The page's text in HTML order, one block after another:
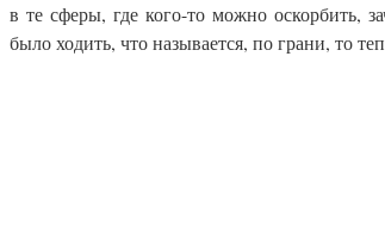
в те сферы, где кого-то можно оскорбить,
было ходить, что называется, по грани, то